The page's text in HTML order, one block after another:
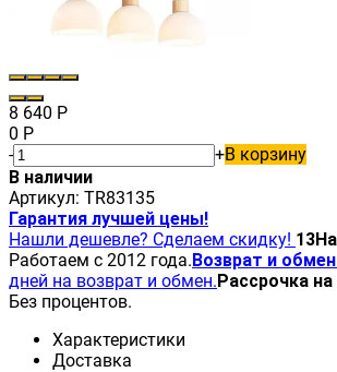
8 640 Р
0 Р
-
+В корзину
В наличии
Артикул: TR83135
Гарантия лучшей цены!
Нашли дешевле? Сделаем скидку! 13
Работаем с 2012 года.Возврат и
дней на возврат и обмен.Рассрочка
Без процентов.
Характеристики
Доставка